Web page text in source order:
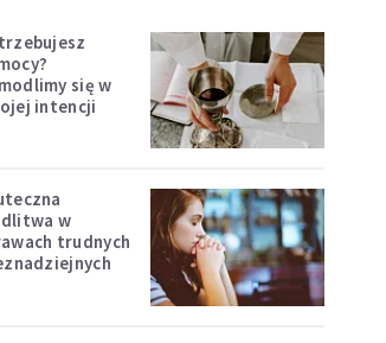
się w
intencji
w
trudnych